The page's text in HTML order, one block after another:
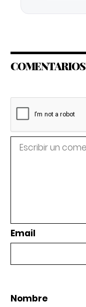
COMENTARIOS
Email
Nombre